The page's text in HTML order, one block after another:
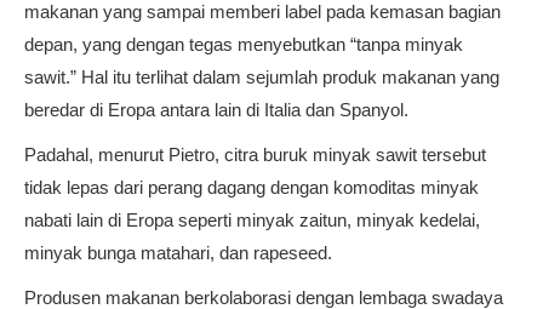
makanan yang sampai memberi label pada kemasan bagian
depan, yang dengan tegas menyebutkan “tanpa minyak
sawit.” Hal itu terlihat dalam sejumlah produk makanan yang
beredar di Eropa antara lain di Italia dan Spanyol.
Padahal, menurut Pietro, citra buruk minyak sawit tersebut
tidak lepas dari perang dagang dengan komoditas minyak
nabati lain di Eropa seperti minyak zaitun, minyak kedelai,
minyak bunga matahari, dan rapeseed.
Produsen makanan berkolaborasi dengan lembaga swadaya